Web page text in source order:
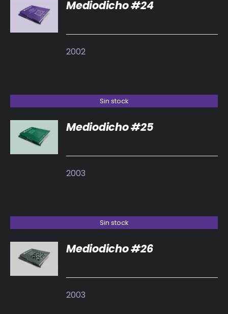
DETALLES
Mediodicho #24
2002
Sin stock
DETALLES
Mediodicho #25
2003
Sin stock
DETALLES
Mediodicho #26
2003